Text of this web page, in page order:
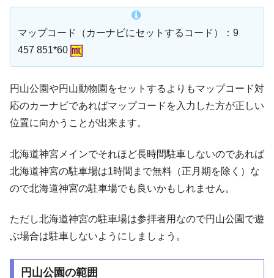
マップコード（カーナビにセットするコード）：9
457 851*60
円山公園や円山動物園をセットするよりもマップコード対
応のカーナビであればマップコードを入力した方が正しい
位置に向かうことが出来ます。
北海道神宮メインでそれほど長時間駐車しないのであれば
北海道神宮の駐車場は1時間まで無料（正月期を除く）な
ので北海道神宮の駐車場でも良いかもしれません。
ただし北海道神宮の駐車場は参拝者用なので円山公園で遊
ぶ場合は駐車しないようにしましょう。
円山公園の範囲